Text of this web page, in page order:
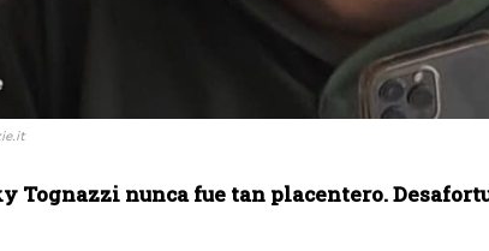
Tognazzi nunca fue tan placentero.